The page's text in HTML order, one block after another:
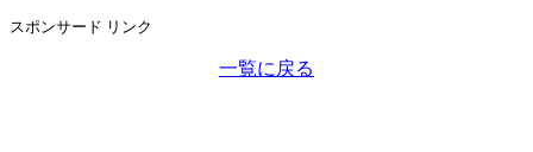
スポンサード リンク
一覧に戻る